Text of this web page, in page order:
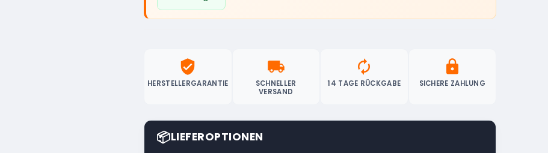
verified_user
HERSTELLERGARANTIE
local_shipping
SCHNELLER
VERSAND
autorenew
14 TAGE RÜCKGABE
lock
SICHERE ZAHLUNG
📦LIEFEROPTIONEN